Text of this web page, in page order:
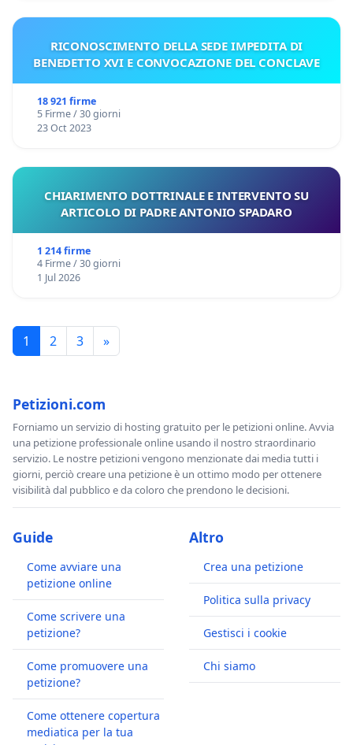
RICONOSCIMENTO DELLA SEDE IMPEDITA DI
BENEDETTO XVI E CONVOCAZIONE DEL CONCLAVE
18 921 firme
5 Firme / 30 giorni
23 Oct 2023
CHIARIMENTO DOTTRINALE E INTERVENTO SU
ARTICOLO DI PADRE ANTONIO SPADARO
1 214 firme
4 Firme / 30 giorni
1 Jul 2026
1 2 3 »
Petizioni.com
Forniamo un servizio di hosting gratuito per le petizioni online. Avvia
una petizione professionale online usando il nostro straordinario
servizio. Le nostre petizioni vengono menzionate dai media tutti i
giorni, perciò creare una petizione è un ottimo modo per ottenere
visibilità dal pubblico e da coloro che prendono le decisioni.
Guide
Come avviare una
petizione online
Come scrivere una
petizione?
Come promuovere una
petizione?
Come ottenere copertura
mediatica per la tua
Altro
Crea una petizione
Politica sulla privacy
Gestisci i cookie
Chi siamo